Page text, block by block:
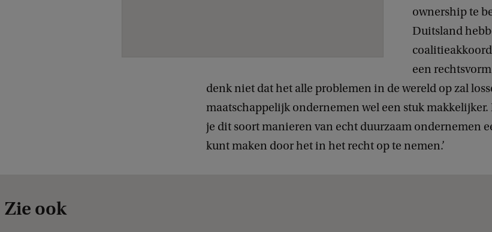
ownership te
Duitsland
een
denk niet dat het alle problemen in de wereld op zal
maatschappelijk ondernemen wel een stuk
je dit soort manieren van echt duurzaam ondernemen
kunt maken door het in het recht op te nemen.’
Zie ook